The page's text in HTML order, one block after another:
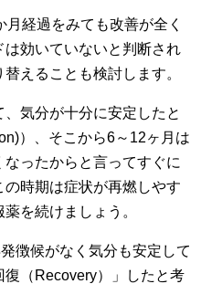
経過をみても改善が全く
効いていないと判断され
えることも検討します。
気分が十分に安定したと
）、そこから6～12ヶ月は
ったからと言ってすぐに
時期は症状が再燃しやす
を続けましょう。
徴候がなく気分も安定して
（Recovery）」したと考